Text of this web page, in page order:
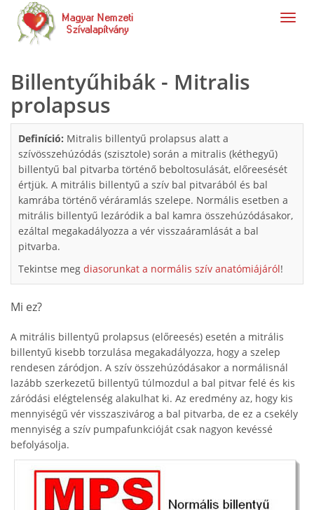
Billentyűhibák - Mitralis
prolapsus
Definíció: Mitralis billentyű prolapsus alatt a
szívösszehúzódás (szisztole) során a mitralis (kéthegyű)
billentyű bal pitvarba történő beboltosulását, előreesését
értjük. A mitrális billentyű a szív bal pitvarából és bal
kamrába történő véráramlás szelepe. Normális esetben a
mitrális billentyű lezáródik a bal kamra összehúzódásakor,
ezáltal megakadályozza a vér visszaáramlását a bal
pitvarba.
Tekintse meg diasorunkat a normális szív anatómiájáról!
Mi ez?
A mitrális billentyű prolapsus (előreesés) esetén a mitrális
billentyű kisebb torzulása megakadályozza, hogy a szelep
rendesen záródjon. A szív összehúzódásakor a normálisnál
lazább szerkezetű billentyű túlmozdul a bal pitvar felé és kis
záródási elégtelenség alakulhat ki. Az eredmény az, hogy kis
mennyiségű vér visszaszivárog a bal pitvarba, de ez a csekély
mennyiség a szív pumpafunkcióját csak nagyon kevéssé
befolyásolja.